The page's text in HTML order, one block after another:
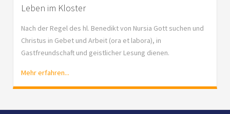
Leben im Kloster
Nach der Regel des hl. Benedikt von Nursia Gott suchen und
Christus in Gebet und Arbeit (ora et labora), in
Gastfreundschaft und geistlicher Lesung dienen.
Mehr erfahren...